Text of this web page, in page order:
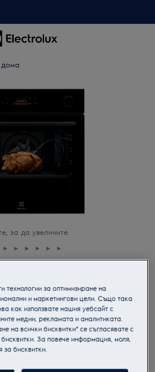
дома
за да увеличите.
фурна
технологии за оптимизиране на
и маркетингови цели. Също така
как използвате нашия уебсайт с
медии, рекламата и аналитиката.
на всички бисквитки“ се съгласявате с
За повече информация, моля,
бисквитки.